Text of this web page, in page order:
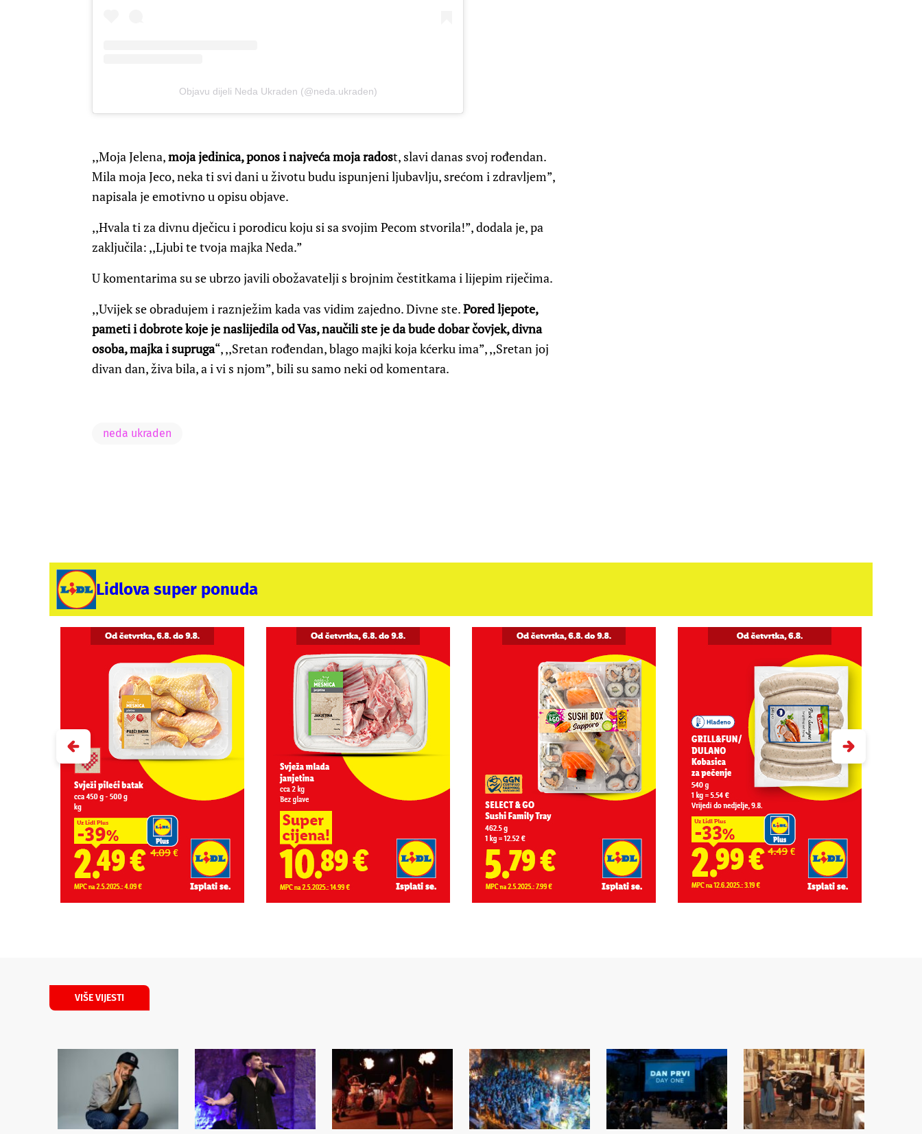
Objavu dijeli Neda Ukraden (@neda.ukraden)
,,Moja Jelena,moja jedinica, ponos i najveća moja radost, slavi danas svoj rođendan.
Mila moja Jeco, neka ti svi dani u životu budu ispunjeni ljubavlju, srećom i zdravljem”,
napisala je emotivno u opisu objave.
,,Hvala ti za divnu dječicu i porodicu koju si sa svojim Pecom stvorila!”, dodala je, pa
zaključila: ,,Ljubi te tvoja majka Neda.”
U komentarima su se ubrzo javili obožavatelji s brojnim čestitkama i lijepim riječima.
,,Uvijek se obradujem i raznježim kada vas vidim zajedno. Divne ste.Pored ljepote,
pameti i dobrote koje je naslijedila od Vas, naučili ste je da bude dobar čovjek, divna
osoba, majka i supruga“, ,,Sretan rođendan, blago majki koja kćerku ima”, ,,Sretan joj
divan dan, živa bila, a i vi s njom”, bili su samo neki od komentara.
neda ukraden
Lidlova super ponuda
VIŠE VIJESTI